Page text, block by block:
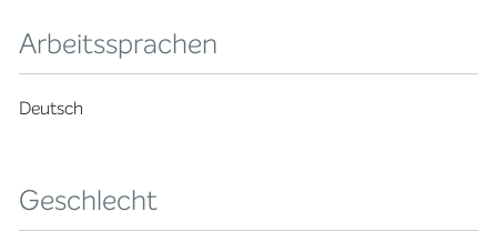
Arbeitssprachen
Deutsch
Geschlecht